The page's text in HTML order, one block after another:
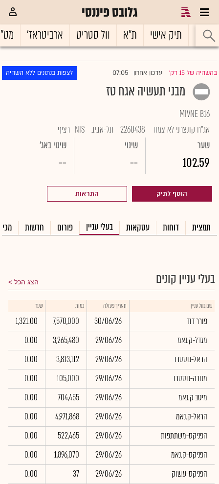
גלובס פיננסי
ראשי תיק אישי ת"א וול סטריט ארביטראז'
בהשהיה של 15 דק' |עדכון אחרון 07:05 לצפות בנתונים ללא השהיה
מבני תעשיה אגח טז
MIVNE B16
אג"ח קונצרני לא צמוד 2260438 תל-אביב NIS רציף
שער
102.59
שינוי
--
שינוי באג'
--
הוסף לתיק התראות
תמצית דוחות עסקאות בעלי עניין פורום חדשות
בעלי עניין קונים הצג הכל
שם בעל עניין תאריך פעולה כמות שער
פורר דוד 30/06/26
7,570,000
1,321.00
מגדל-ק.נאמ
29/06/26
3,265,480
0.00
הראל-נוסטרו
29/06/26
3,813,112
0.00
מנורה-נוסטרו
29/06/26
105,000
0.00
מיטב ק.נאמ
29/06/26
704,455
0.00
הראל-ק.נאמ
29/06/26
4,971,868
0.00
הפניקס-משתתפות
29/06/26
522,465
0.00
הפניקס-ק.נאמ
29/06/26
1,896,070
0.00
הפניקס-ע.שוק
29/06/26
37
0.00